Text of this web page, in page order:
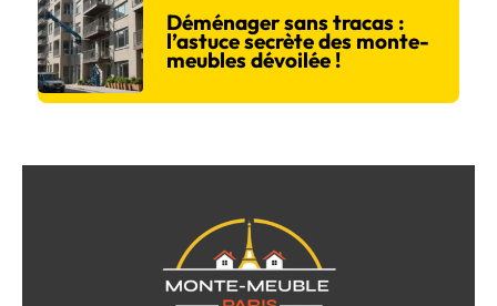
Déménager sans tracas :
l’astuce secrète des monte-
meubles dévoilée !